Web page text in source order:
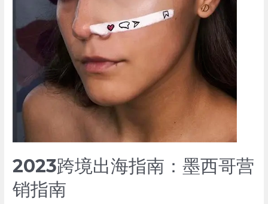
2023跨境出海指南：墨西哥营
销指南